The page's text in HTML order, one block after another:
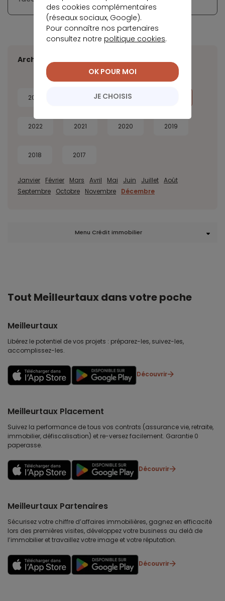
Archives
2026 2024
2022 2021 2020 2019
2018 2017
Janvier Février Mars Avril Mai Juin Juillet Août
Septembre
Octobre Novembre Décembre
Menu Crédit immobilier
Tout Meilleurtaux dans votre poche
Meilleurtaux
Libérez le potentiel de vos projets : préparez-les, suivez-les,
accomplissez-les.
Découvrir
Meilleurtaux Placement
Suivez la performance de tous vos contrats (assurance vie, retraite,
immobilier, défiscalisation) et re-versez facilement. Garantie 0
paperasse.
Découvrir
Meilleurtaux Partenaires
Sécurisez votre chiffre d’affaires immobilières, gagnez en efficacité
lors des premières visites, développez votre business au delà de
l’immobilier et travaillez votre image et votre réputation.
Découvrir
des cookies complémentaires
(réseaux sociaux, Google).
Pour connaître nos partenaires
consultez notre politique cookies.
JE CHOISIS
OK POUR MOI